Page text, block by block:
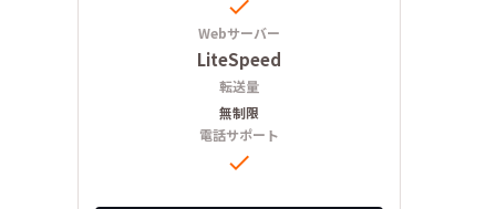

Webサーバー
LiteSpeed
転送量
無制限
電話サポート
